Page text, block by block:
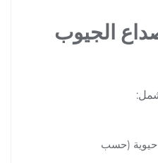
الجيوب
حيوية (حسب